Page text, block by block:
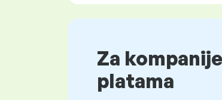
Za
platama